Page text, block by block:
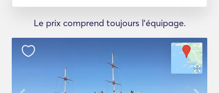
Le prix comprend toujours l'équipage.